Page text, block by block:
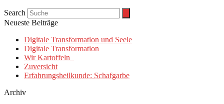
Search
Neueste Beiträge
Digitale Transformation und Seele
Digitale Transformation
Wir Kartoffeln
Zuversicht
Erfahrungsheilkunde: Schafgarbe
Archiv